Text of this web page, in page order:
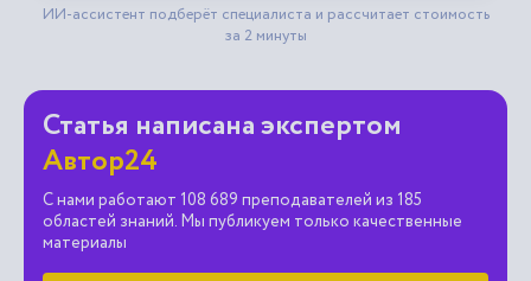
Статья написана экспертом
Автор24
С нами работают 108 689 преподавателей из 185
областей знаний. Мы публикуем только качественные
материалы